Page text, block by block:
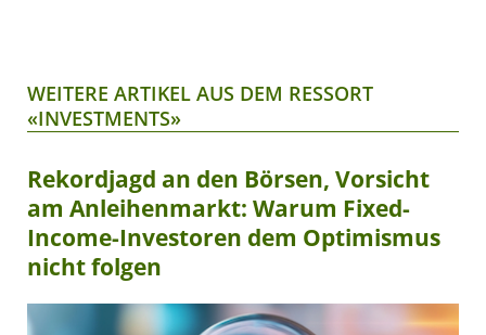
WEITERE ARTIKEL AUS DEM RESSORT
«INVESTMENTS»
Rekordjagd an den Börsen, Vorsicht
am Anleihenmarkt: Warum Fixed-
Income-Investoren dem Optimismus
nicht folgen